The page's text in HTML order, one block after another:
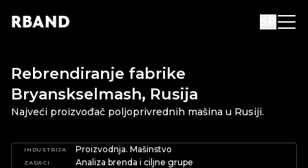
RBAND
Rebrendiranje fabrike
Bryanskselmash, Rusija
Najveći proizvođač poljoprivrednih mašina u Rusiji.
INDUSTRIJA Proizvodnja. Mašinstvo
ZADACI
Analiza brenda i ciljne grupe